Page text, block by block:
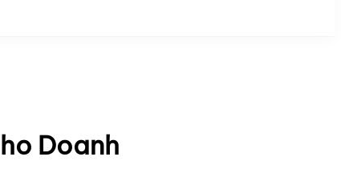
Doanh